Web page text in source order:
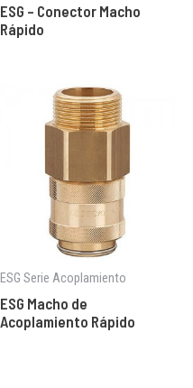
ESG – Conector Macho
Rápido
ESG Serie Acoplamiento
ESG Macho de
Acoplamiento Rápido